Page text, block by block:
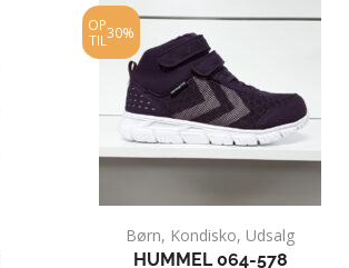
OP
TIL 30%
Børn, Kondisko, Udsalg
HUMMEL 064-578